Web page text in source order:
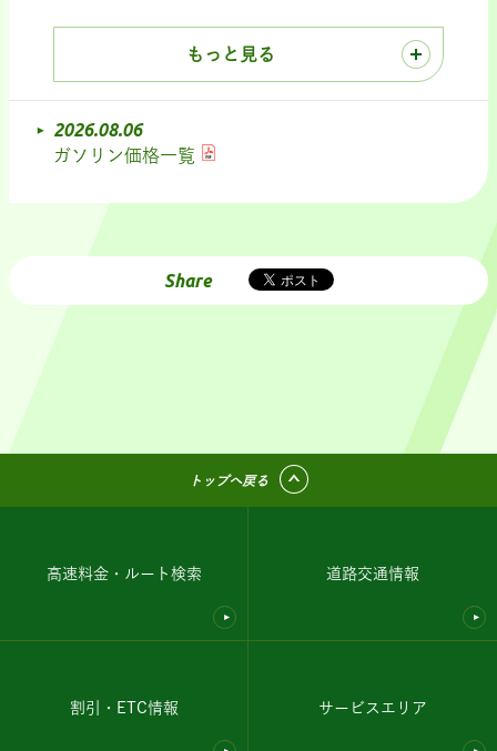
もっと見る
2026.08.06
ガソリン価格一覧
Share
トップへ戻る
高速料金・ルート検索 道路交通情報
割引・ETC情報 サービスエリア